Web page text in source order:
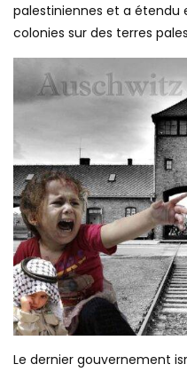
palestiniennes et a étendu
colonies sur des terres
Le dernier gouvernement